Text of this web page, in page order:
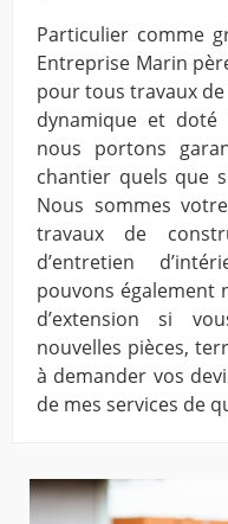
Particulier comme
Entreprise Marin
pour tous travaux
dynamique et doté
nous portons
chantier quels que
Nous sommes
travaux de
d’entretien
pouvons également
d’extension si
nouvelles pièces,
à demander vos
de mes services de